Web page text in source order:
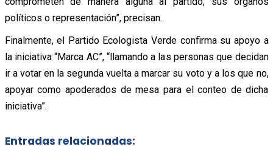
políticos o representación”, precisan.
Finalmente, el Partido Ecologista Verde confirma su apoyo a
la iniciativa “Marca AC”, “llamando a las personas que decidan
ir a votar en la segunda vuelta a marcar su voto y a los que no,
apoyar como apoderados de mesa para el conteo de dicha
iniciativa”.
Entradas relacionadas: